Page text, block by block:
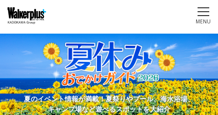
MENU
夏のイベント情報が満載！夏祭りやプール、海水浴場、
キャンプ場など遊べるスポットを大紹介